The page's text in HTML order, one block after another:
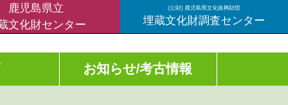
鹿児島県立
文化財センター
(公財) 鹿児島県文化振興財団
埋蔵文化財調査センター
お知らせ/考古情報